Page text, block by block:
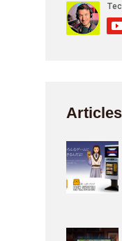
Articles